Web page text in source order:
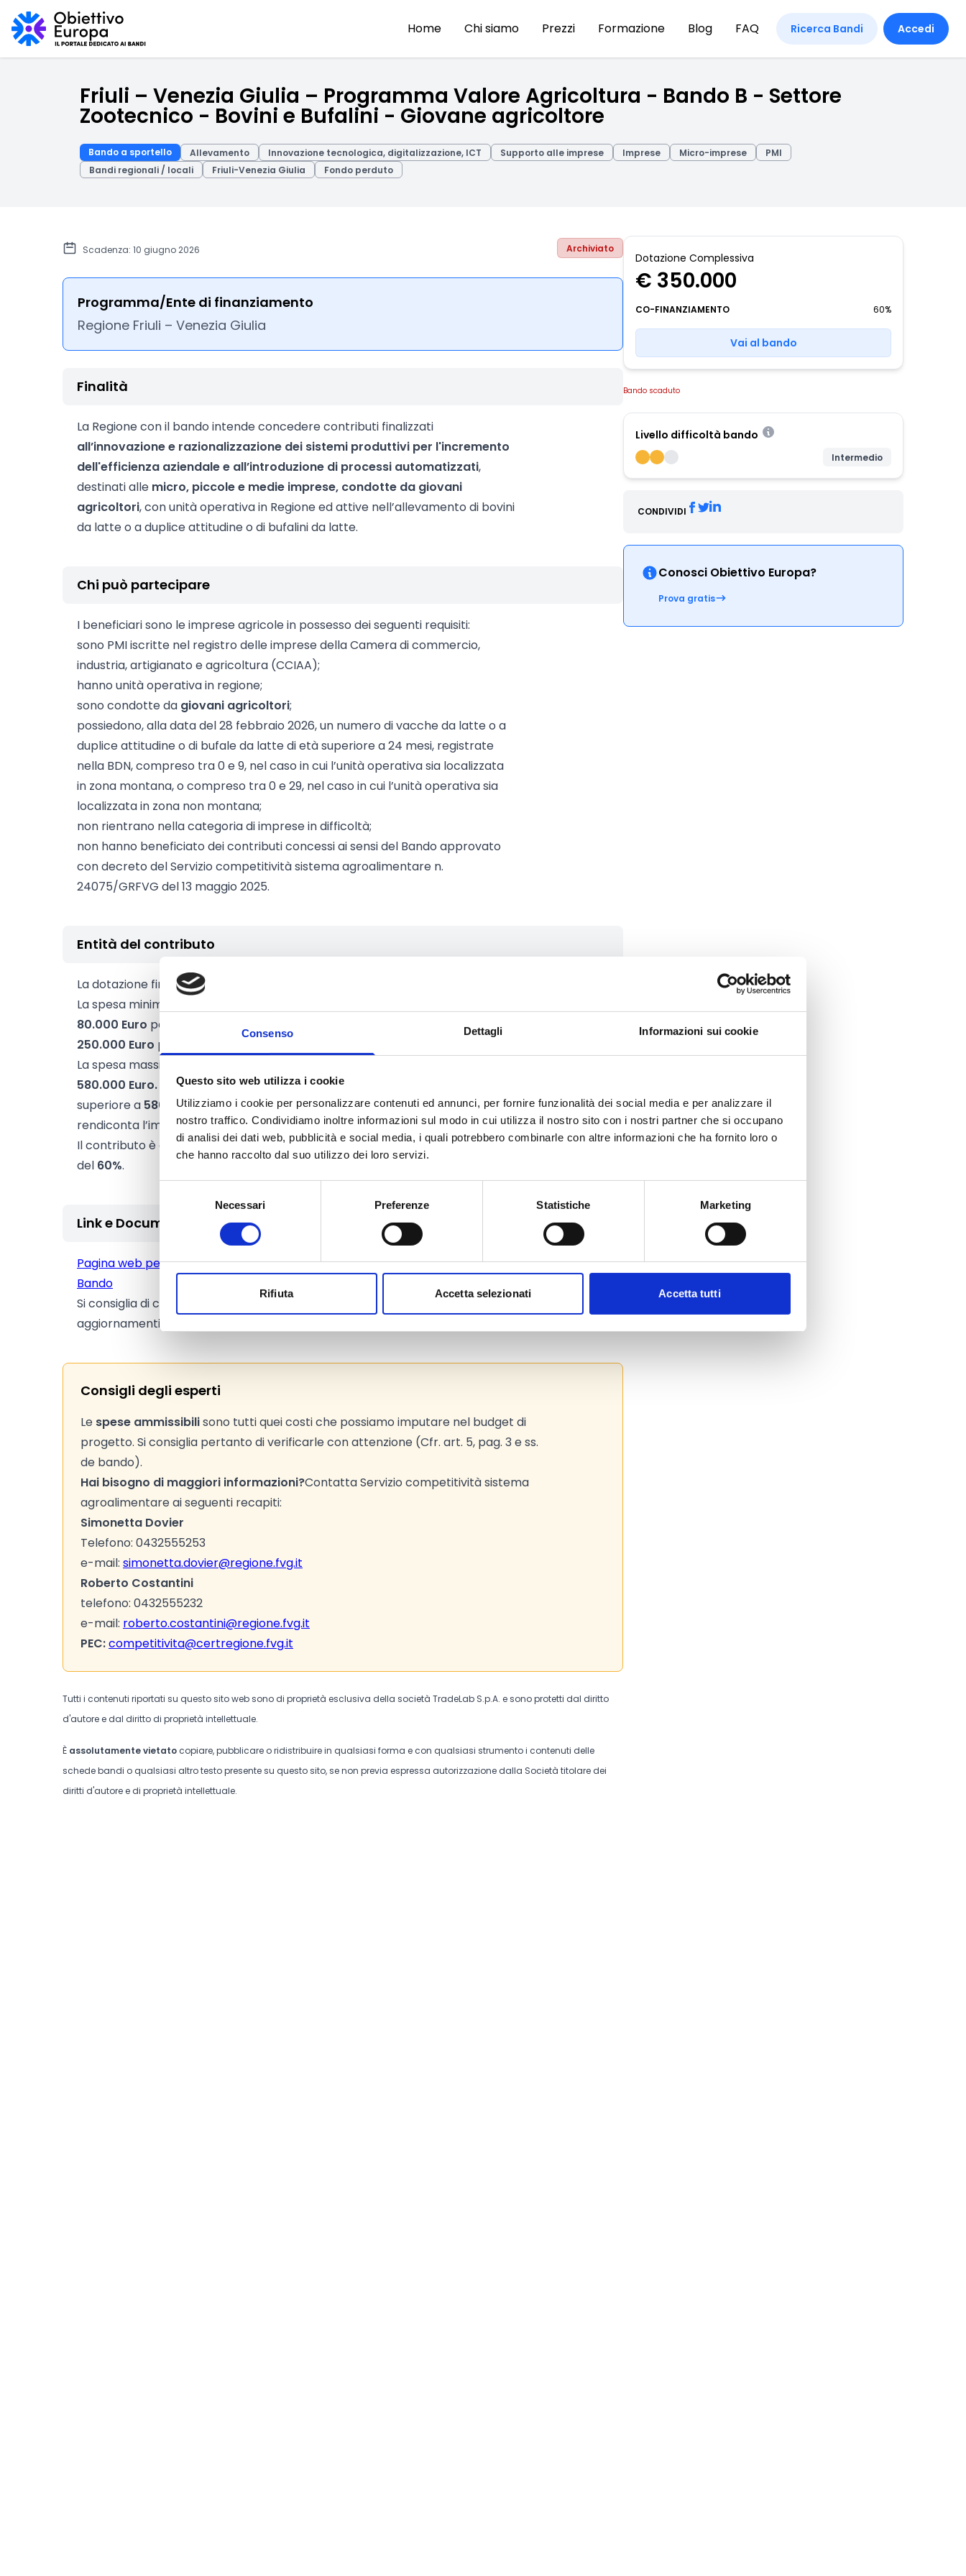
Consenso Dettagli Informazioni sui cookie
Questo sito web utilizza i cookie
Utilizziamo i cookie per personalizzare contenuti ed annunci, per fornire funzionalità dei social media e per analizzare il
nostro traffico. Condividiamo inoltre informazioni sul modo in cui utilizza il nostro sito con i nostri partner che si occupano
di analisi dei dati web, pubblicità e social media, i quali potrebbero combinarle con altre informazioni che ha fornito loro o
che hanno raccolto dal suo utilizzo dei loro servizi.
consenso
Necessari Preferenze Statistiche Marketing
Rifiuta Accetta selezionati Accetta tutti
Home Chi siamo Prezzi Formazione Blog FAQ Ricerca Bandi Accedi
Friuli – Venezia Giulia – Programma Valore Agricoltura - Bando B - Settore
Zootecnico - Bovini e Bufalini - Giovane agricoltore
Bando a sportello Allevamento Innovazione tecnologica, digitalizzazione, ICT Supporto alle imprese Imprese Micro-imprese
PMI
Bandi regionali / locali
Friuli-Venezia Giulia Fondo perduto
Scadenza: 10 giugno 2026 Archiviato
Programma/Ente di finanziamento
Regione Friuli – Venezia Giulia
Finalità
La Regione con il bando intende concedere contributi finalizzati
all’innovazione e razionalizzazione dei sistemi produttivi per l'incremento
dell'efficienza aziendale e all’introduzione di processi automatizzati,
destinati alle micro, piccole e medie imprese, condotte da giovani
agricoltori, con unità operativa in Regione ed attive nell’allevamento di bovini
da latte o a duplice attitudine o di bufalini da latte.
Chi può partecipare
I beneficiari sono le imprese agricole in possesso dei seguenti requisiti:
sono PMI iscritte nel registro delle imprese della Camera di commercio,
industria, artigianato e agricoltura (CCIAA);
hanno unità operativa in regione;
sono condotte da giovani agricoltori;
possiedono, alla data del 28 febbraio 2026, un numero di vacche da latte o a
duplice attitudine o di bufale da latte di età superiore a 24 mesi, registrate
nella BDN, compreso tra 0 e 9, nel caso in cui l’unità operativa sia localizzata
in zona montana, o compreso tra 0 e 29, nel caso in cui l’unità operativa sia
localizzata in zona non montana;
non rientrano nella categoria di imprese in difficoltà;
non hanno beneficiato dei contributi concessi ai sensi del Bando approvato
con decreto del Servizio competitività sistema agroalimentare n.
24075/GRFVG del 13 maggio 2025.
Entità del contributo
La dotazione finanziaria complessiva ammonta a
La spesa minima ammissibile per singola domanda di contributo è pari a
80.000 Euro per interventi da realizzare in zona montana ovvero pari ad
250.000 Euro per interventi da realizzare in zona non montana.
La spesa massima ammissibile per singola domanda di contributo è pari ad
580.000 Euro.
Nel caso in cui la spesa per singola domanda di contributo sia
superiore a 580.000 Eurola differenza è a carico del beneficiario, che
rendiconta l’importo di spesa massima ammissibile.
Il contributo è concesso in percentuale sulla spesa ammessa, nella misura
del 60%.
Link e Documenti
Pagina web per formulari e documenti
Bando
Si consiglia di consultare regolarmente il sito web ufficiale del bando per gli
aggiornamenti e le informazioni addizionali.
Consigli degli esperti
Le spese ammissibilisono tutti quei costi che possiamo imputare nel budget di
progetto. Si consiglia pertanto di verificarle con attenzione (Cfr. art. 5, pag. 3 e ss.
de bando).
Hai bisogno di maggiori informazioni?Contatta Servizio competitività sistema
agroalimentare ai seguenti recapiti:
Simonetta Dovier
Telefono: 0432555253
e-mail: simonetta.dovier@regione.fvg.it
Roberto Costantini
telefono: 0432555232
e-mail: roberto.costantini@regione.fvg.it
PEC:competitivita@certregione.fvg.it
Tutti i contenuti riportati su questo sito web sono di proprietà esclusiva della società TradeLab S.p.A. e sono protetti dal diritto
d'autore e dal diritto di proprietà intellettuale.
È assolutamente vietato copiare, pubblicare o ridistribuire in qualsiasi forma e con qualsiasi strumento i contenuti delle
schede bandi o qualsiasi altro testo presente su questo sito, se non previa espressa autorizzazione dalla Società titolare dei
diritti d'autore e di proprietà intellettuale.
Dotazione Complessiva
€ 350.000
CO-FINANZIAMENTO 60%
Vai al bando
Bando scaduto
Livello difficoltà bando
Intermedio
CONDIVIDI
Conosci Obiettivo Europa?
Prova gratis